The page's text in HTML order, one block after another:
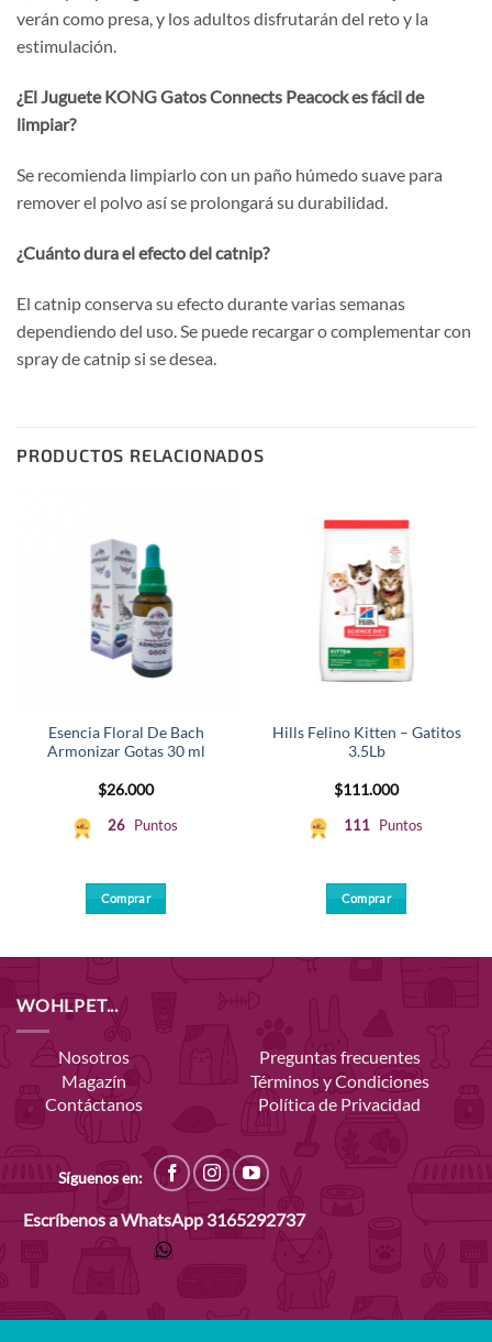
verán como presa, y los adultos disfrutarán del reto y la
estimulación.
¿El Juguete KONG Gatos Connects Peacock es fácil de
limpiar?
Se recomienda limpiarlo con un paño húmedo suave para
remover el polvo así se prolongará su durabilidad.
¿Cuánto dura el efecto del catnip?
El catnip conserva su efecto durante varias semanas
dependiendo del uso. Se puede recargar o complementar con
spray de catnip si se desea.
PRODUCTOS RELACIONADOS
Esencia Floral De Bach
Armonizar Gotas 30 ml
$26.000
26 Puntos
Comprar
Hills Felino Kitten – Gatitos
3.5Lb
$111.000
111 Puntos
Comprar
WOHLPET...
Nosotros
Magazín
Contáctanos
Preguntas frecuentes
Términos y Condiciones
Política de Privacidad
Síguenos en:
Escríbenos a WhatsApp 3165292737